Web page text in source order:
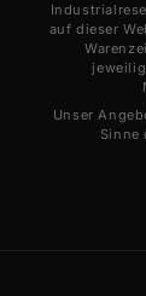
auf dieser
Unser
Sinne